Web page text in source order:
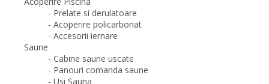
- Prelate si derulatoare
- Acoperire policarbonat
- Accesorii iernare
Saune
- Cabine saune uscate
- Panouri comanda saune
- Usi Sauna